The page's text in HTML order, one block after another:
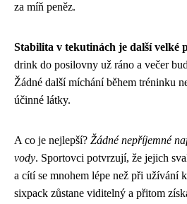
za míň peněz.
Stabilita v tekutinách je další velké
drink do posilovny už ráno a večer
Žádné další míchání během tréninku
účinné látky.
A co je nejlepší? Žádné nepříjemné
vody. Sportovci potvrzují, že jejich
a cítí se mnohem lépe než při užívání
sixpack zůstane viditelný a přitom